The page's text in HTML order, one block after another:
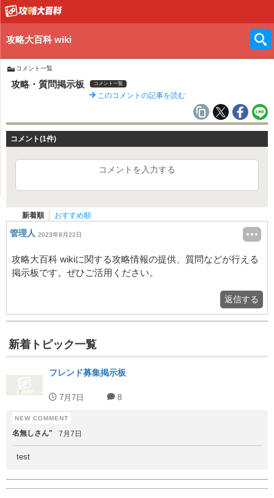
攻略大百科 wiki
コメント一覧
攻略・質問掲示板 コメント一覧
このコメントの記事を読む
コメント(1件)
コメントを入力する
新着順 おすすめ順
管理人 2023年8月22日
攻略大百科 wikiに関する攻略情報の提供、質問などが行える
掲示板です。ぜひご活用ください。
返信する
新着トピック一覧
フレンド募集掲示板
7月7日 8
名無しさん" 7月7日
test